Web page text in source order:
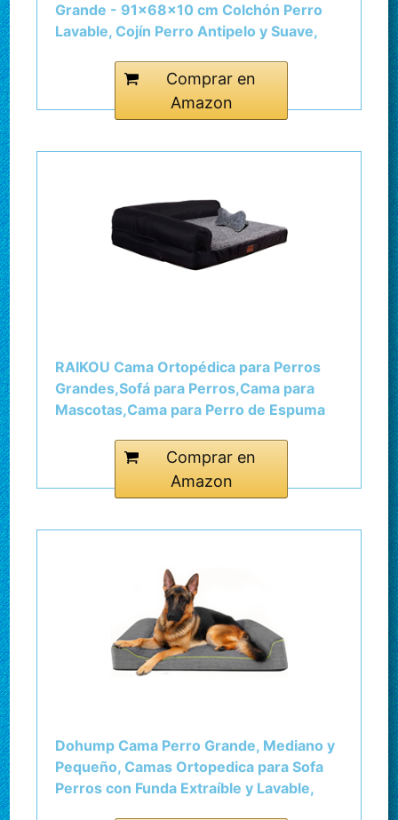
Grande - 91x68x10 cm Colchón Perro
Lavable, Cojín Perro Antipelo y Suave,
Comprar en
Amazon
RAIKOU Cama Ortopédica para Perros
Grandes,Sofá para Perros,Cama para
Mascotas,Cama para Perro de Espuma
(Gris Mezclado,80 * 60cm)
Comprar en
Amazon
Dohump Cama Perro Grande, Mediano y
Pequeño, Camas Ortopedica para Sofa
Perros con Funda Extraíble y Lavable,